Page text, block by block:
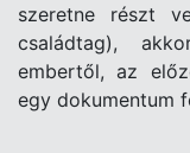
szeretne részt
családtag),
embertől, az
egy dokumentum